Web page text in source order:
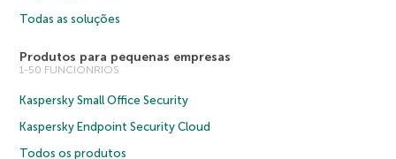
Todas as soluções
Produtos para pequenas empresas
1-50 FUNCIONRIOS
Kaspersky Small Office Security
Kaspersky Endpoint Security Cloud
Todos os produtos